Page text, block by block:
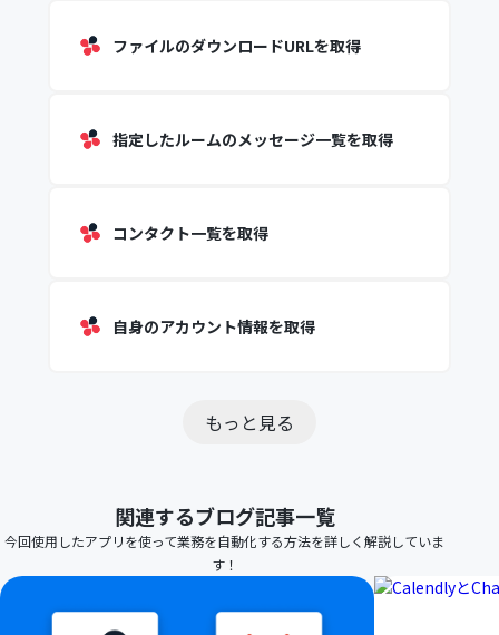
ファイルのダウンロードURLを取得
指定したルームのメッセージ一覧を取得
コンタクト一覧を取得
自身のアカウント情報を取得
もっと見る
関連するブログ記事一覧
今回使用したアプリを使って業務を自動化する方法を詳しく解説していま
す！